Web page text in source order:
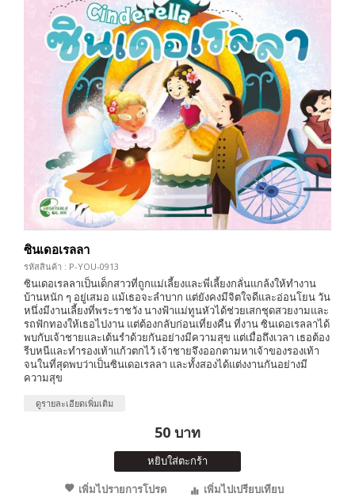
ซินเดอเรลลา
รหัสสินค้า : P-YOU-0913
ซินเดอเรลลาเป็นเด็กสาวที่ถูกแม่เลี้ยงและพี่เลี้ยงกลั่นแกล้งให้ทำงาน
บ้านหนัก ๆ อยู่เสมอ แม้เธอจะลำบาก แต่ยังคงมีจิตใจดีและอ่อนโยน วัน
หนึ่งมีงานเลี้ยงที่พระราชวัง นางฟ้าแม่ทูนหัวได้ช่วยเสกชุดสวยงามและ
รถฟักทองให้เธอไปงาน แต่ต้องกลับก่อนเที่ยงคืน ที่งาน ซินเดอเรลลาได้
พบกับเจ้าชายและเต้นรำด้วยกันอย่างมีความสุข แต่เมื่อถึงเวลา เธอต้อง
รีบหนีและทำรองเท้าแก้วตกไว้ เจ้าชายจึงออกตามหาเจ้าของรองเท้า
จนในที่สุดพบว่าเป็นซินเดอเรลลา และทั้งสองได้แต่งงานกันอย่างมี
ความสุข
ดูรายละเอียดเพิ่มเติม
50 บาท
หยิบใส่ตะกร้า
เพิ่มไปรายการโปรด
เพิ่มไปเปรียบเทียบ